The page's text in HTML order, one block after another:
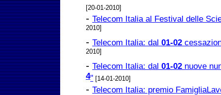
[20-01-2010]
- Telecom Italia al Festival delle
2010]
- Telecom Italia: dal 01-02
2010]
- Telecom Italia: dal 01-02 nuove
4" [14-01-2010]
- Telecom Italia: premio